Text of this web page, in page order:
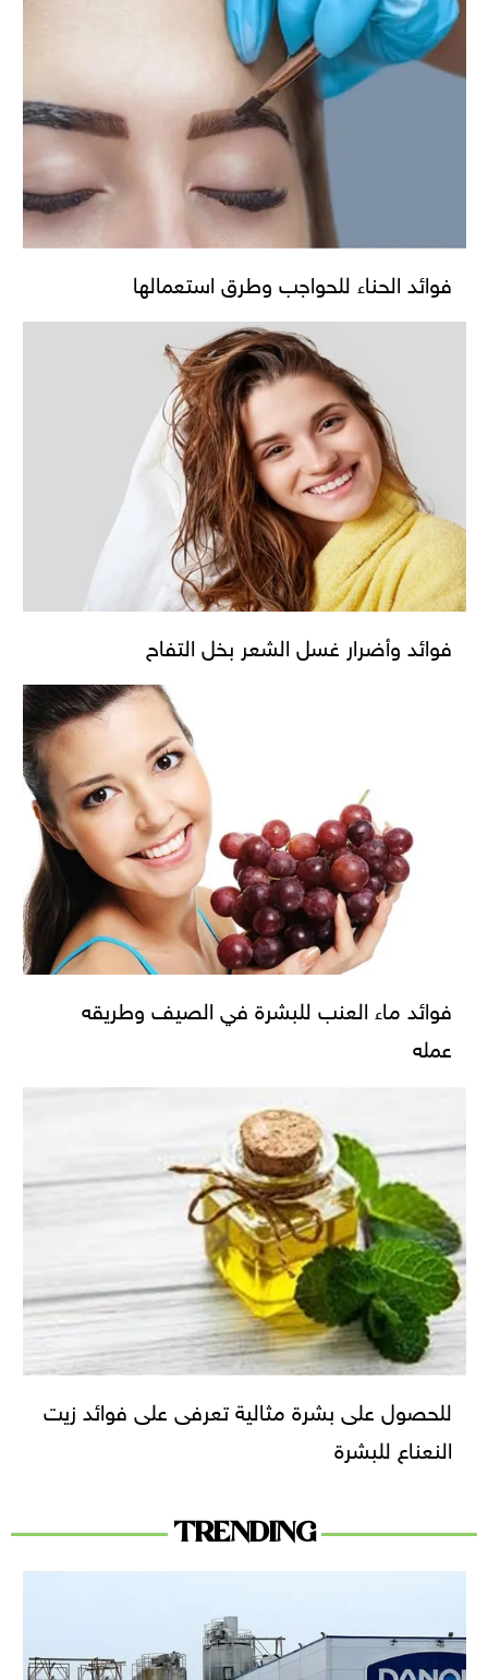
فوائد الحناء للحواجب وطرق استعمالها
فوائد وأضرار غسل الشعر بخل التفاح
فوائد ماء العنب للبشرة في الصيف وطريقه
عمله
للحصول على بشرة مثالية تعرفى على فوائد زيت
النعناع للبشرة
TRENDING